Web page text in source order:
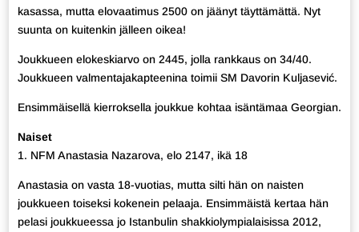
kasassa, mutta elovaatimus 2500 on jäänyt täyttämättä. Nyt
suunta on kuitenkin jälleen oikea!
Joukkueen elokeskiarvo on 2445, jolla rankkaus on 34/40.
Joukkueen valmentajakapteenina toimii SM Davorin Kuljasević.
Ensimmäisellä kierroksella joukkue kohtaa isäntämaa Georgian.
Naiset
1. NFM Anastasia Nazarova, elo 2147, ikä 18
Anastasia on vasta 18-vuotias, mutta silti hän on naisten
joukkueen toiseksi kokenein pelaaja. Ensimmäistä kertaa hän
pelasi joukkueessa jo Istanbulin shakkiolympialaisissa 2012,